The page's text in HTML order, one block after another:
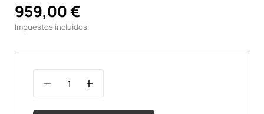
959,00 €
Impuestos incluidos